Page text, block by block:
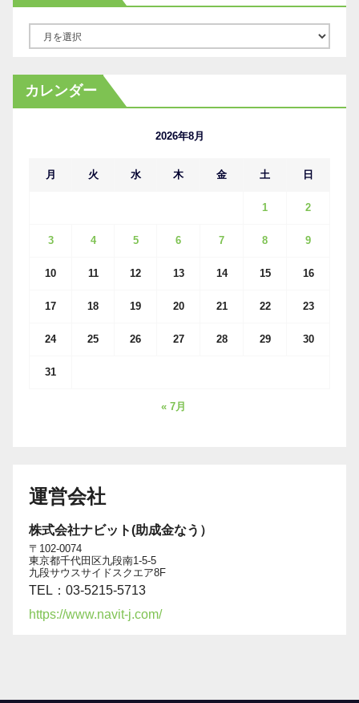
カ
イ
カレンダー
2026年8月
月 火 水 木 金 土 日
1 2
3 4 5 6 7 8 9
10 11 12 13 14 15 16
17 18 19 20 21 22 23
24 25 26 27 28 29 30
31
« 7月
運営会社
株式会社ナビット(助成金なう）
〒102-0074
東京都千代田区九段南1-5-5
九段サウスサイドスクエア8F
TEL：03-5215-5713
https://www.navit-j.com/